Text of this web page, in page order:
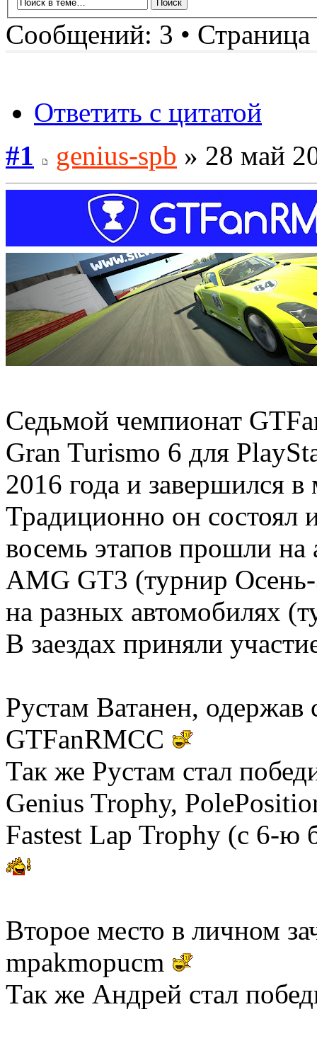
Сообщений: 3 • Страница
Ответить с цитатой
#1
genius-spb » 28 май
Седьмой чемпионат
Gran Turismo 6 для
2016 года и завершился в
Традиционно он состоял
восемь этапов прошли на
AMG GT3 (турнир
на разных автомобилях
В заездах приняли
Рустам Ватанен,
GTFanRMCC
Так же Рустам стал
Genius Trophy,
Fastest Lap Trophy (с 6-ю
Второе место в личном
mpakmopucm
Так же Андрей стал